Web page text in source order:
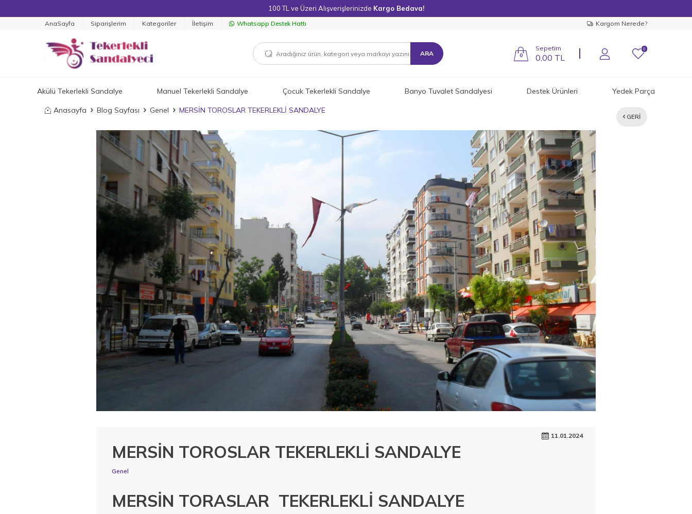
100 TL ve Üzeri Alışverişlerinizde Kargo Bedava!
AnaSayfa Siparişlerim Kategoriler İletişim Whatsapp Destek Hattı Kargom Nerede?
ARA 0
Sepetim
0,00 TL
0
Akülü Tekerlekli Sandalye Manuel Tekerlekli Sandalye Çocuk Tekerlekli Sandalye Banyo Tuvalet Sandalyesi Destek Ürünleri Yedek Parça
Anasayfa Blog Sayfası Genel MERSİN TOROSLAR TEKERLEKLİ SANDALYE
GERI
11.01.2024
MERSİN TOROSLAR TEKERLEKLİ SANDALYE
Genel
MERSİN TORASLAR TEKERLEKLİ SANDALYE